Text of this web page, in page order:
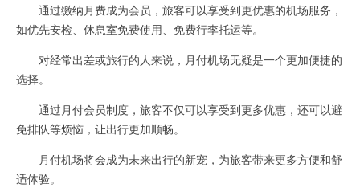
通过缴纳月费成为会员，旅客可以享受到更优惠的机场服务，
如优先安检、休息室免费使用、免费行李托运等。
对经常出差或旅行的人来说，月付机场无疑是一个更加便捷的
选择。
通过月付会员制度，旅客不仅可以享受到更多优惠，还可以避
免排队等烦恼，让出行更加顺畅。
月付机场将会成为未来出行的新宠，为旅客带来更多方便和舒
适体验。